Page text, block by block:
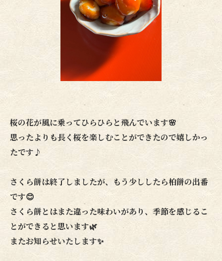
桜の花が風に乗ってひらひらと飛んでいます🌸
思ったよりも長く桜を楽しむことができたので嬉しかっ
たです♪
さくら餅は終了しましたが、もう少ししたら柏餅の出番
です😊
さくら餅とはまた違った味わいがあり、季節を感じるこ
とができると思います🌿
またお知らせいたします✨